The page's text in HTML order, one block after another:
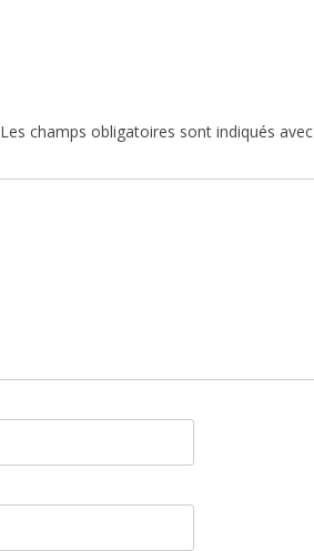
Les champs obligatoires sont indiqués avec